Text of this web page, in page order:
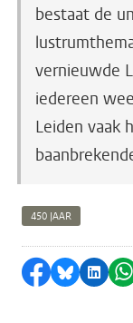
bestaat de
vernieuwde
iedereen
Leiden vaak
450 JAAR
Delen op
Delen via